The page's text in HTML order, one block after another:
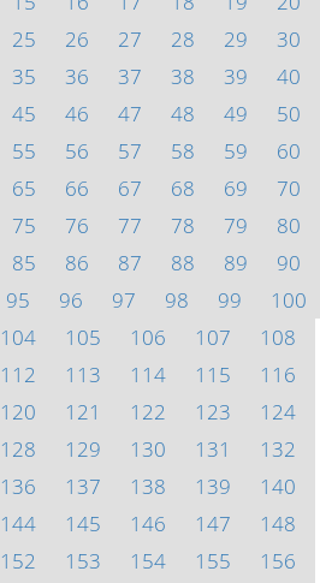
25 26 27 28 29
30
35 36 37 38 39
40
45 46 47 48 49
50
55 56 57 58 59
60
65 66 67 68 69
70
75 76 77 78 79
80
85 86 87 88 89
90
95 96 97 98 99
100
104 105 106 107
108
112 113 114 115
116
120 121 122 123
124
128 129 130 131
132
136 137 138 139
140
144 145 146 147
148
152 153 154 155
156